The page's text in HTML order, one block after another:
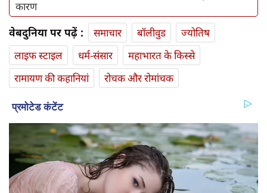
कारण
वेबदुनिया पर पढ़ें : समाचार बॉलीवुड
ज्योतिष
लाइफ स्‍टाइल
धर्म-संसार
महाभारत के किस्से
रामायण की कहानियां
रोचक और रोमांचक